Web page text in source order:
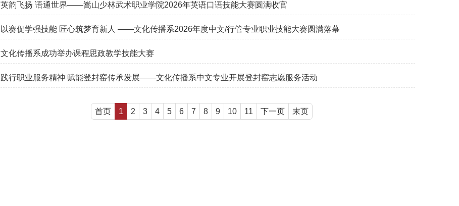
英韵飞扬 语通世界——嵩山少林武术职业学院2026年英语口语技能大赛圆满收官
以赛促学强技能 匠心筑梦育新人 ——文化传播系2026年度中文/行管专业职业技能大赛圆满落幕
文化传播系成功举办课程思政教学技能大赛
践行职业服务精神 赋能登封窑传承发展——文化传播系中文专业开展登封窑志愿服务活动
首页 1 2 3 4 5 6 7 8 9 10 11 下一页 末页